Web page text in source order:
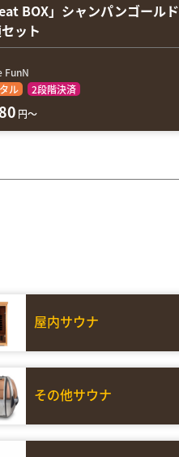
BOX」シャンパンゴールド
ット
FunN
ル
2段階決済
円～
屋内サウナ
その他サウナ